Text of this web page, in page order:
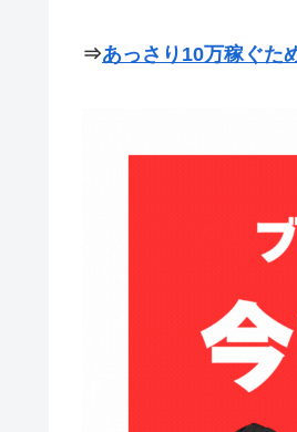
⇒あっさり10万稼ぐた